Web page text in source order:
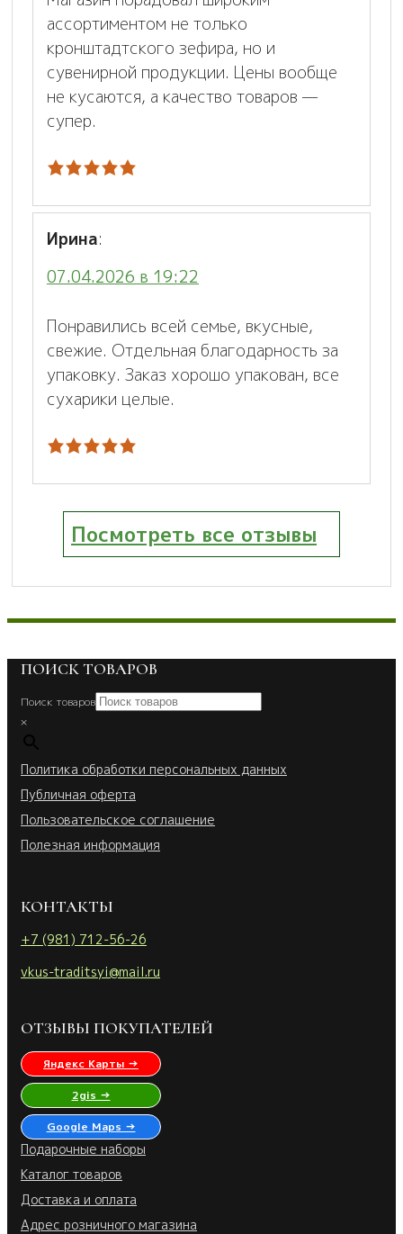
ассортиментом не только
кронштадтского зефира, но и
сувенирной продукции. Цены вообще
не кусаются, а качество товаров —
супер.
Ирина:
07.04.2026 в 19:22
Понравились всей семье, вкусные,
свежие. Отдельная благодарность за
упаковку. Заказ хорошо упакован, все
сухарики целые.
Посмотреть все отзывы
ПОИСК ТОВАРОВ
Поиск товаров
×
Политика обработки персональных данных
Публичная оферта
Пользовательское соглашение
Полезная информация
КОНТАКТЫ
+7 (981) 712-56-26
vkus-traditsyi@mail.ru
ОТЗЫВЫ ПОКУПАТЕЛЕЙ
Яндекс Карты →
2gis →
Google Maps →
Подарочные наборы
Каталог товаров
Доставка и оплата
Адрес розничного магазина